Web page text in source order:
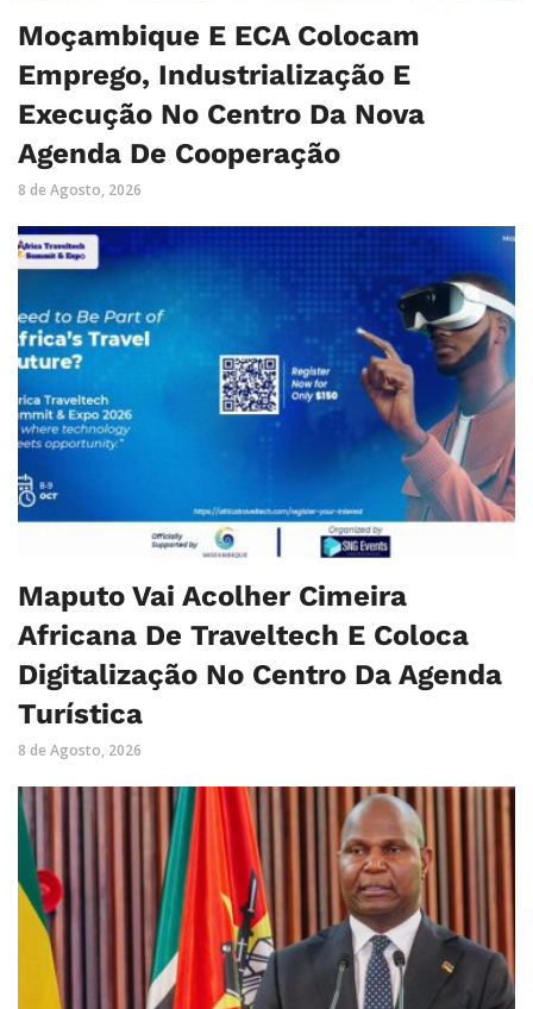
Moçambique E ECA Colocam
Emprego, Industrialização E
Execução No Centro Da Nova
Agenda De Cooperação
8 de Agosto, 2026
Maputo Vai Acolher Cimeira
Africana De Traveltech E Coloca
Digitalização No Centro Da Agenda
Turística
8 de Agosto, 2026